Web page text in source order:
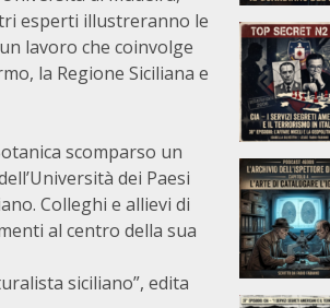
esperti illustreranno le
lavoro che coinvolge
la Regione Siciliana e
scomparso un
dei Paesi
Colleghi e allievi di
al centro della sua
siciliano”, edita